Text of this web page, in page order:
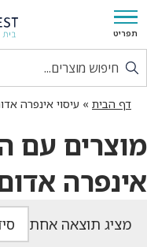
תפריט
דף הבית » עיסוי אינפרה
מוצרים עם
אינפרה
מציג תוצאה אחת